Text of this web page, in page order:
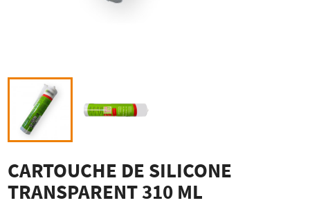
CARTOUCHE DE SILICONE
TRANSPARENT 310 ML